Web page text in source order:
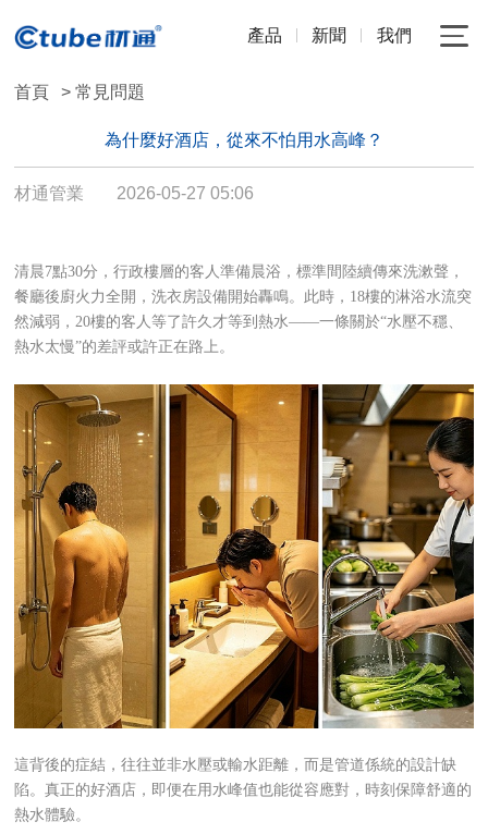
產品 新聞 我們
首頁 > 常見問題
為什麼好酒店，從來不怕用水高峰？
材通管業 2026-05-27 05:06
清晨7點30分，行政樓層的客人準備晨浴，標準間陸續傳來洗漱聲，
餐廳後廚火力全開，洗衣房設備開始轟鳴。此時， 18樓的淋浴水流突
然減弱，20樓的客人等了許久才等到熱水——一條關於“水壓不穩、
熱水太慢”的差評或許正在路上。
這背後的症結，往往並非水壓或輸水距離，而是管道係統的設計缺
陷。真正的好酒店，即便在用水峰值也能從容應對，時刻保障舒適的
熱水體驗。